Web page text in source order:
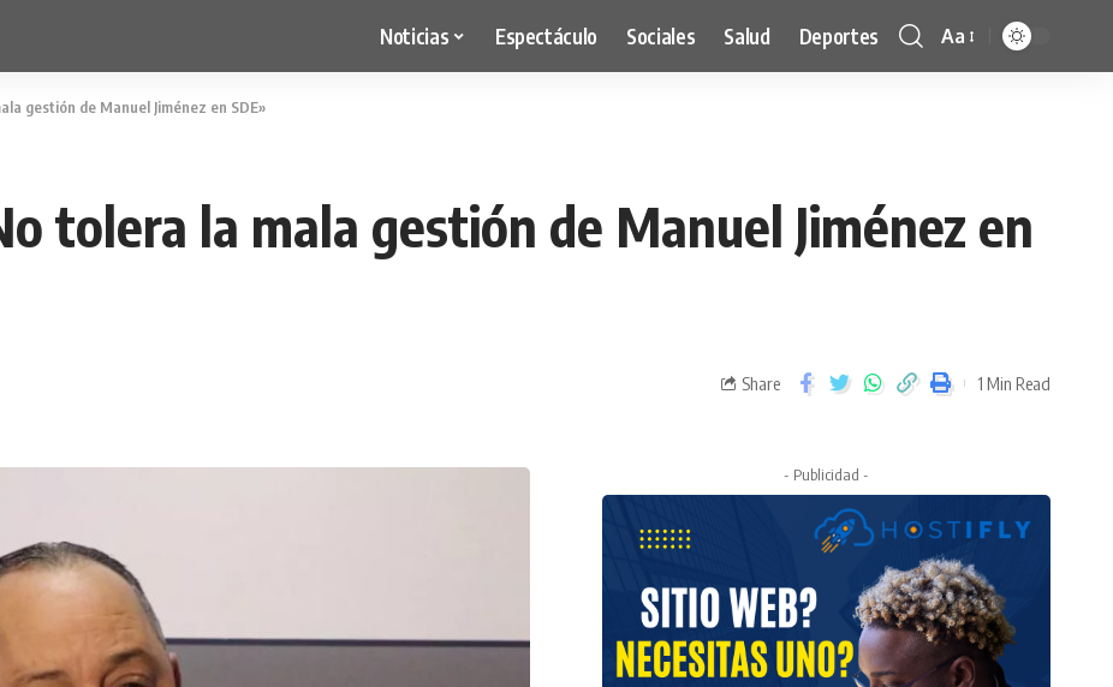
Noticias Espectáculo Sociales Salud Deportes Aa
gestión de Manuel Jiménez en SDE»
tolera la mala gestión de Manuel Jiménez en
Share 1 Min Read
- Publicidad -